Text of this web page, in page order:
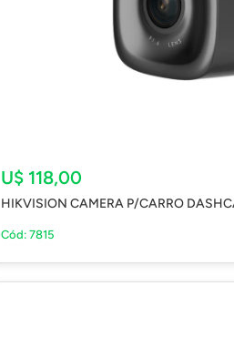
U$ 118,00
HIKVISION CAMERA P/CARRO
Cód: 7815